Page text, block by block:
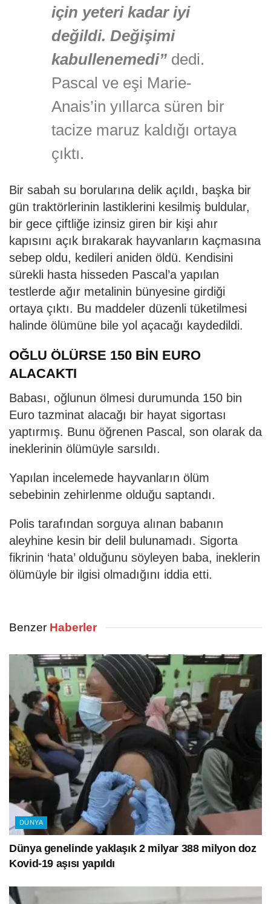
için yeteri kadar iyi
değildi. Değişimi
kabullenemedi” dedi.
Pascal ve eşi Marie-
Anais’in yıllarca süren bir
tacize maruz kaldığı ortaya
çıktı.
Bir sabah su borularına delik açıldı, başka bir
gün traktörlerinin lastiklerini kesilmiş buldular,
bir gece çiftliğe izinsiz giren bir kişi ahır
kapısını açık bırakarak hayvanların kaçmasına
sebep oldu, kedileri aniden öldü. Kendisini
sürekli hasta hisseden Pascal’a yapılan
testlerde ağır metalinin bünyesine girdiği
ortaya çıktı. Bu maddeler düzenli tüketilmesi
halinde ölümüne bile yol açacağı kaydedildi.
OĞLU ÖLÜRSE 150 BİN EURO
ALACAKTI
Babası, oğlunun ölmesi durumunda 150 bin
Euro tazminat alacağı bir hayat sigortası
yaptırmış. Bunu öğrenen Pascal, son olarak da
ineklerinin ölümüyle sarsıldı.
Yapılan incelemede hayvanların ölüm
sebebinin zehirlenme olduğu saptandı.
Polis tarafından sorguya alınan babanın
aleyhine kesin bir delil bulunamadı. Sigorta
fikrinin ‘hata’ olduğunu söyleyen baba, ineklerin
ölümüyle bir ilgisi olmadığını iddia etti.
Benzer Haberler
DÜNYA
Dünya genelinde yaklaşık 2 milyar 388 milyon doz
Kovid-19 aşısı yapıldı